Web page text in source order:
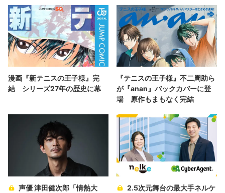
漫画『新テニスの王子様』完
結 シリーズ27年の歴史に幕
『テニスの王子様』不二周助ら
が『anan』バックカバーに登
場 原作もまもなく完結
声優 津田健次郎「情熱大
2.5次元舞台の最大手ネルケ